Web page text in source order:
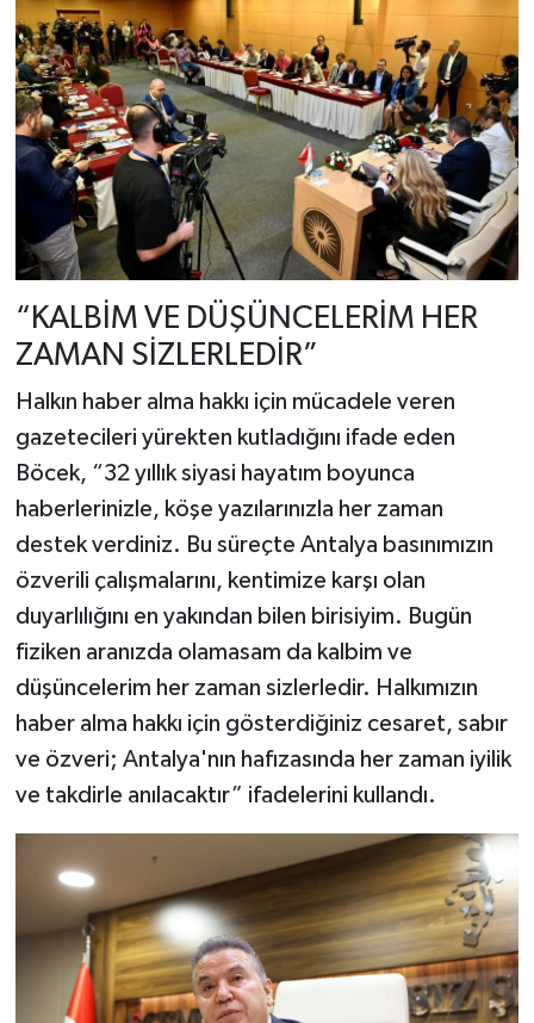
“KALBİM VE DÜŞÜNCELERİM HER
ZAMAN SİZLERLEDİR”
Halkın haber alma hakkı için mücadele veren
gazetecileri yürekten kutladığını ifade eden
Böcek, “32 yıllık siyasi hayatım boyunca
haberlerinizle, köşe yazılarınızla her zaman
destek verdiniz. Bu süreçte Antalya basınımızın
özverili çalışmalarını, kentimize karşı olan
duyarlılığını en yakından bilen birisiyim. Bugün
fiziken aranızda olamasam da kalbim ve
düşüncelerim her zaman sizlerledir. Halkımızın
haber alma hakkı için gösterdiğiniz cesaret, sabır
ve özveri; Antalya'nın hafızasında her zaman iyilik
ve takdirle anılacaktır” ifadelerini kullandı.